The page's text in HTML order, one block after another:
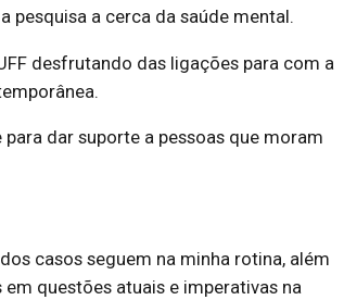
pesquisa a cerca da saúde mental.
desfrutando das ligações para com a
dar suporte a pessoas que moram
casos seguem na minha rotina, além
questões atuais e imperativas na